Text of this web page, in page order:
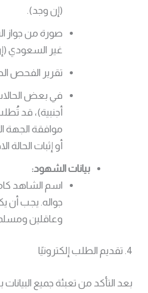
(إن وجد).
صورة من جواز
غير السعودي
تقرير الفحص
في بعض
أجنبية)، قد
موافقة الجهة
أو إثبات الحالة
بيانات الشهود:
اسم الشاهد
جواله. يجب أن
وعاقلين
4. تقديم الطلب إلكترونيًا
بعد التأكد من تعبئة جميع